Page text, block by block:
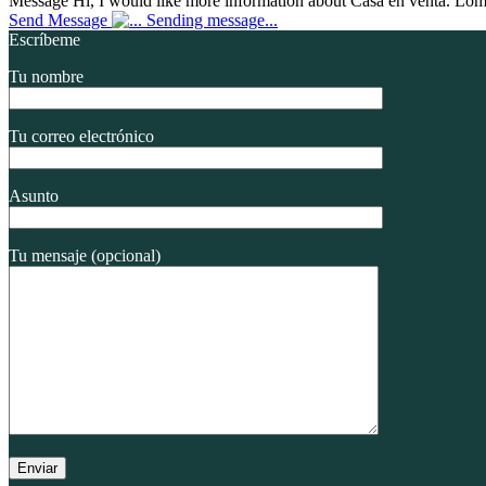
Send Message
Sending message...
Escríbeme
Tu nombre
Tu correo electrónico
Asunto
Tu mensaje (opcional)